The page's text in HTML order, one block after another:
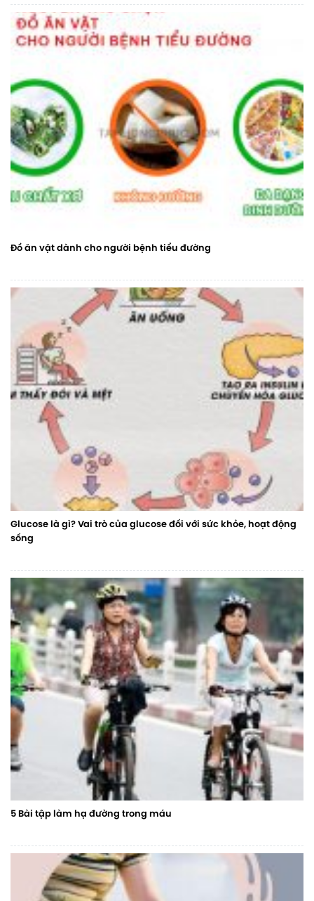
Đồ ăn vặt dành cho người bệnh tiểu đường
Glucose là gì? Vai trò của glucose đối với sức khỏe, hoạt động
sống
5 Bài tập làm hạ đường trong máu